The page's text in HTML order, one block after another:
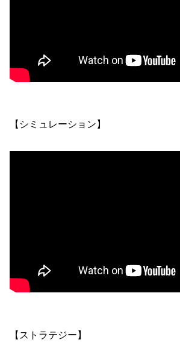
【シミュレーション】
【ストラテジー】